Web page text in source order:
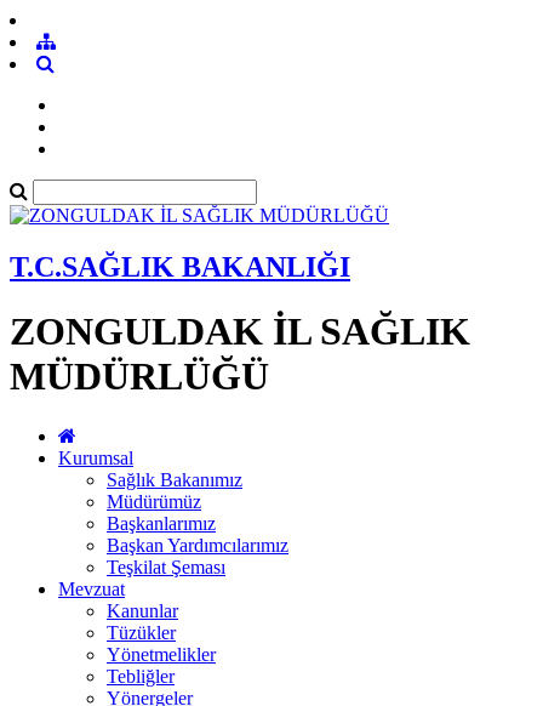
T.C.SAĞLIK BAKANLIĞI
ZONGULDAK İL SAĞLIK
MÜDÜRLÜĞÜ
Kurumsal
Sağlık Bakanımız
Müdürümüz
Başkanlarımız
Başkan Yardımcılarımız
Teşkilat Şeması
Mevzuat
Kanunlar
Tüzükler
Yönetmelikler
Tebliğler
Yönergeler